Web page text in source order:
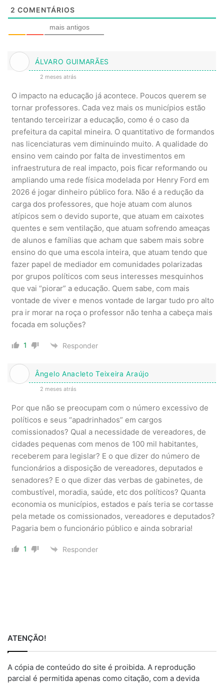
2 COMENTÁRIOS
mais antigos
ÁLVARO GUIMARÃES
2 meses atrás
O impacto na educação já acontece. Poucos querem se
tornar professores. Cada vez mais os municípios estão
tentando terceirizar a educação, como é o caso da
prefeitura da capital mineira. O quantitativo de formandos
nas licenciaturas vem diminuindo muito. A qualidade do
ensino vem caindo por falta de investimentos em
infraestrutura de real impacto, pois ficar reformando ou
ampliando uma rede física modelada por Henry Ford em
2026 é jogar dinheiro público fora. Não é a redução da
carga dos professores, que hoje atuam com alunos
atípicos sem o devido suporte, que atuam em caixotes
quentes e sem ventilação, que atuam sofrendo ameaças
de alunos e famílias que acham que sabem mais sobre
ensino do que uma escola inteira, que atuam tendo que
fazer papel de mediador em comunidades polarizadas
por grupos políticos com seus interesses mesquinhos
que vai “piorar” a educação. Quem sabe, com mais
vontade de viver e menos vontade de largar tudo pro alto
pra ir morar na roça o professor não tenha a cabeça mais
focada em soluções?
1 Responder
Ângelo Anacleto Teixeira Araújo
2 meses atrás
Por que não se preocupam com o número excessivo de
políticos e seus “apadrinhados” em cargos
comissionados? Qual a necessidade de vereadores, de
cidades pequenas com menos de 100 mil habitantes,
receberem para legislar? E o que dizer do número de
funcionários a disposição de vereadores, deputados e
senadores? E o que dizer das verbas de gabinetes, de
combustível, moradia, saúde, etc dos políticos? Quanta
economia os municípios, estados e país teria se cortasse
pela metade os comissionados, vereadores e deputados?
Pagaria bem o funcionário público e ainda sobraria!
1 Responder
ATENÇÃO!
A cópia de conteúdo do site é proibida. A reprodução
parcial é permitida apenas como citação, com a devida